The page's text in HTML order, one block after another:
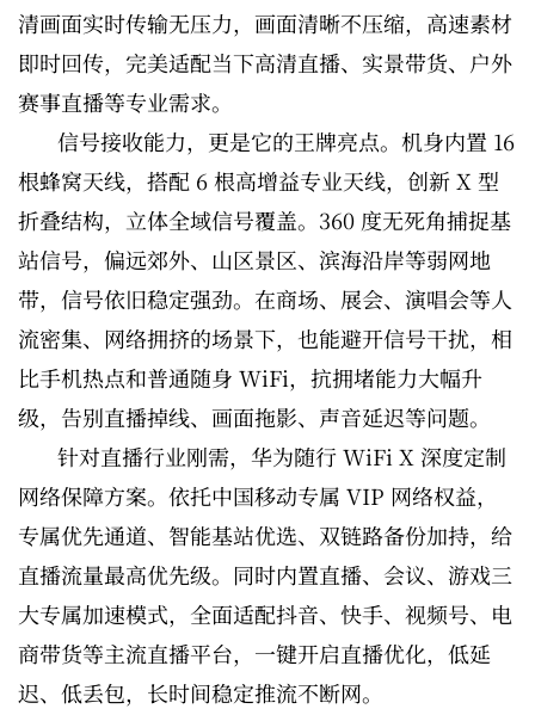
清画面实时传输无压力，画面清晰不压缩，高速素材
即时回传，完美适配当下高清直播、实景带货、户外
赛事直播等专业需求。
信号接收能力，更是它的王牌亮点。机身内置 16
根蜂窝天线，搭配 6 根高增益专业天线，创新 X 型
折叠结构，立体全域信号覆盖。360 度无死角捕捉基
站信号，偏远郊外、山区景区、滨海沿岸等弱网地
带，信号依旧稳定强劲。在商场、展会、演唱会等人
流密集、网络拥挤的场景下，也能避开信号干扰，相
比手机热点和普通随身 WiFi，抗拥堵能力大幅升
级，告别直播掉线、画面拖影、声音延迟等问题。
针对直播行业刚需，华为随行 WiFi X 深度定制
网络保障方案。依托中国移动专属 VIP 网络权益，
专属优先通道、智能基站优选、双链路备份加持，给
直播流量最高优先级。同时内置直播、会议、游戏三
大专属加速模式，全面适配抖音、快手、视频号、电
商带货等主流直播平台，一键开启直播优化，低延
迟、低丢包，长时间稳定推流不断网。